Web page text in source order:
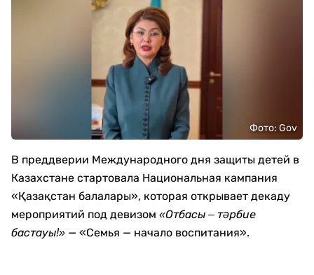
Фото: Gov
В преддверии Международного дня защиты детей в
Казахстане стартовала Национальная кампания
«Қазақстан балалары», которая открывает декаду
мероприятий под девизом «Отбасы – тәрбие
бастауы!» — «Семья — начало воспитания».